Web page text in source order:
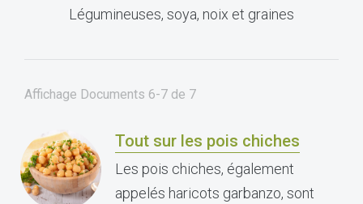
Légumineuses, soya, noix et graines
Affichage Documents 6-7 de 7
Tout sur les pois chiches
Les pois chiches, également
appelés haricots garbanzo, sont